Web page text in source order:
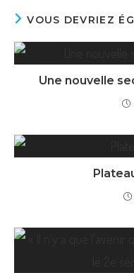
VOUS DEVRIEZ
Une nouvelle